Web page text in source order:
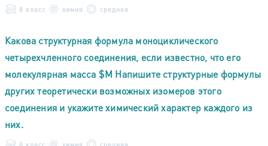
8 класс химия средняя
Какова структурная формула моноциклического
четырехчленного соединения, если известно, что его
молекулярная масса $М Напишите структурные формулы
других теоретически возможных изомеров этого
соединения и укажите химический характер каждого из
них.